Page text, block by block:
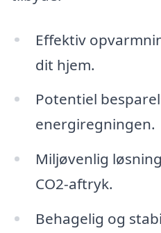
Effektiv
dit hjem.
Potentiel
energiregningen.
Miljøvenlig
CO2-aftryk.
Behagelig og